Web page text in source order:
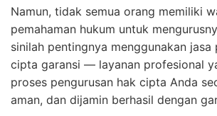
Namun, tidak semua orang memiliki
pemahaman hukum untuk
sinilah pentingnya menggunakan
cipta garansi — layanan profesional
proses pengurusan hak cipta Anda
aman, dan dijamin berhasil dengan